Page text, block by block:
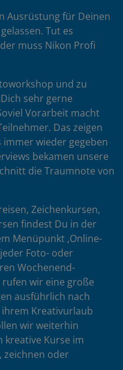
Ausrüstung für Deinen
Tut es
muss Nikon Profi
und zu
sehr gerne
Vorarbeit macht
Das zeigen
wieder gegeben
bekamen unsere
die Traumnote von
Zeichenkursen,
findest Du in der
Menüpunkt ‚Online-
Foto- oder
Wochenend-
wir eine große
ausführlich nach
Kreativurlaub
wir weiterhin
kreative Kurse im
zeichnen oder